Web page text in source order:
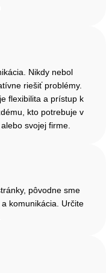
Nikdy nebol
riešiť problémy.
flexibilita a prístup k
kto potrebuje v
svojej firme.
pôvodne sme
komunikácia. Určite